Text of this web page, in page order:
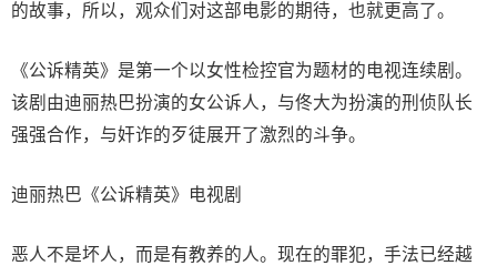
的故事，所以，观众们对这部电影的期待，也就更高了。
《公诉精英》是第一个以女性检控官为题材的电视连续剧。
该剧由迪丽热巴扮演的女公诉人，与佟大为扮演的刑侦队长
强强合作，与奸诈的歹徒展开了激烈的斗争。
迪丽热巴《公诉精英》电视剧
恶人不是坏人，而是有教养的人。现在的罪犯，手法已经越